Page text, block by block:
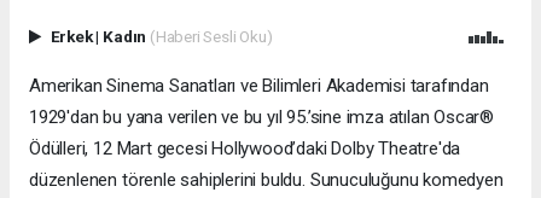
Erkek| Kadın (Haberi Sesli Oku)
Amerikan Sinema Sanatları ve Bilimleri Akademisi tarafından
1929'dan bu yana verilen ve bu yıl 95.’sine imza atılan Oscar®️
Ödülleri, 12 Mart gecesi Hollywood’daki Dolby Theatre'da
düzenlenen törenle sahiplerini buldu. Sunuculuğunu komedyen